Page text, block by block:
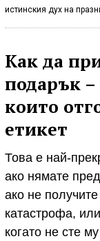
истинския дух на
Как да
подарък
които
етикет
Това е най-
ако нямате
ако не
катастрофа,
когато не сте